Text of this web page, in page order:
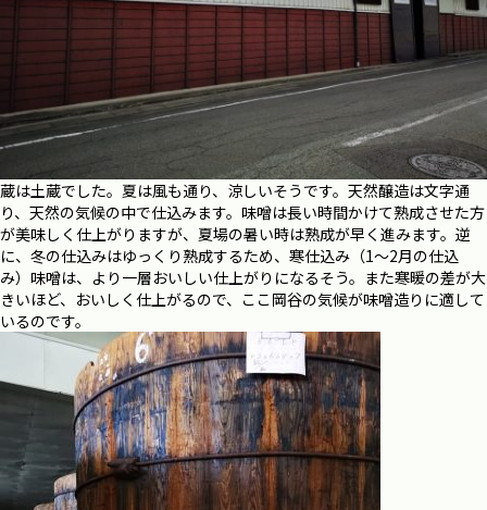
蔵は土蔵でした。夏は風も通り、涼しいそうです。天然醸造は文字通
り、天然の気候の中で仕込みます。味噌は長い時間かけて熟成させた方
が美味しく仕上がりますが、夏場の暑い時は熟成が早く進みます。逆
に、冬の仕込みはゆっくり熟成するため、寒仕込み（1～2月の仕込
み）味噌は、より一層おいしい仕上がりになるそう。また寒暖の差が大
きいほど、おいしく仕上がるので、ここ岡谷の気候が味噌造りに適して
いるのです。